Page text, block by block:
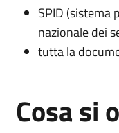
SPID (sistema
nazionale dei
tutta la
Cosa si